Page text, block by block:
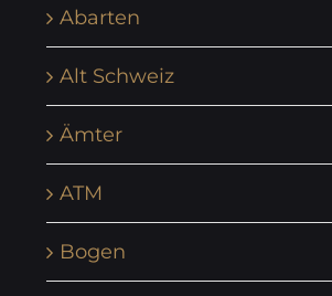
Abarten
Alt Schweiz
Ämter
ATM
Bogen